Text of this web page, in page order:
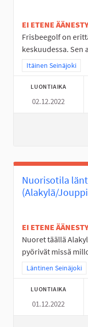
EI ETENE
Frisbeegolf on
keskuudessa. Sen
Rajaa tulokset
Itäinen Seinäjoki
LUONTIAIKA
02.12.2022
Nuorisotila
(Alakylä/
EI ETENE
Nuoret täällä
pyörivät missä
Rajaa tulokset
Läntinen Seinäjoki
LUONTIAIKA
01.12.2022